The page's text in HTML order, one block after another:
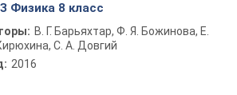
Физика 8 класс
В. Г. Барьяхтар, Ф. Я. Божинова, Е.
С. А. Довгий
2016